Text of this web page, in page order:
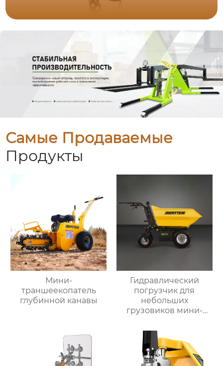
Самые Продаваемые
Продукты
Мини-
траншеекопатель
глубинной канавы
Гидравлический
погрузчик для
небольших
грузовиков мини-